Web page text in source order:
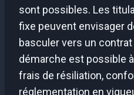
sont possibles. Les
fixe peuvent envisager
basculer vers un
démarche est possible
frais de résiliation,
réglementation en